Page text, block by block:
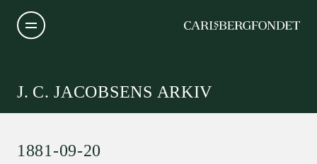
J. C. JACOBSENS ARKIV
1881-09-20